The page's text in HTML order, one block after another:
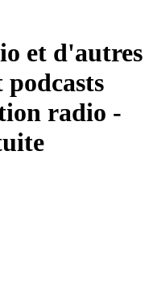
et d'autres
radio -